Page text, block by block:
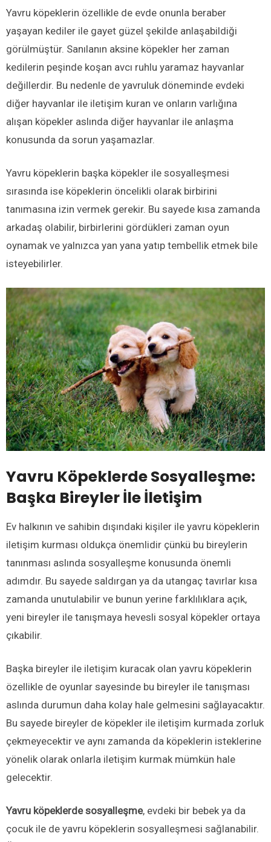
Yavru köpeklerin özellikle de evde onunla beraber
yaşayan kediler ile gayet güzel şekilde anlaşabildiği
görülmüştür. Sanılanın aksine köpekler her zaman
kedilerin peşinde koşan avcı ruhlu yaramaz hayvanlar
değillerdir. Bu nedenle de yavruluk döneminde evdeki
diğer hayvanlar ile iletişim kuran ve onların varlığına
alışan köpekler aslında diğer hayvanlar ile anlaşma
konusunda da sorun yaşamazlar.
Yavru köpeklerin başka köpekler ile sosyalleşmesi
sırasında ise köpeklerin öncelikli olarak birbirini
tanımasına izin vermek gerekir. Bu sayede kısa zamanda
arkadaş olabilir, birbirlerini gördükleri zaman oyun
oynamak ve yalnızca yan yana yatıp tembellik etmek bile
isteyebilirler.
Yavru Köpeklerde Sosyalleşme:
Başka Bireyler İle İletişim
Ev halkının ve sahibin dışındaki kişiler ile yavru köpeklerin
iletişim kurması oldukça önemlidir çünkü bu bireylerin
tanınması aslında sosyalleşme konusunda önemli
adımdır. Bu sayede saldırgan ya da utangaç tavırlar kısa
zamanda unutulabilir ve bunun yerine farklılıklara açık,
yeni bireyler ile tanışmaya hevesli sosyal köpekler ortaya
çıkabilir.
Başka bireyler ile iletişim kuracak olan yavru köpeklerin
özellikle de oyunlar sayesinde bu bireyler ile tanışması
aslında durumun daha kolay hale gelmesini sağlayacaktır.
Bu sayede bireyler de köpekler ile iletişim kurmada zorluk
çekmeyecektir ve aynı zamanda da köpeklerin isteklerine
yönelik olarak onlarla iletişim kurmak mümkün hale
gelecektir.
Yavru köpeklerde sosyalleşme, evdeki bir bebek ya da
çocuk ile de yavru köpeklerin sosyalleşmesi sağlanabilir.